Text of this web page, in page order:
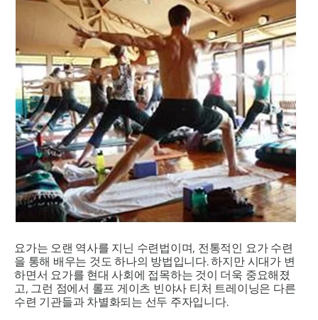
요가는 오랜 역사를 지닌 수련법이며, 전통적인 요가 수련
을 통해 배우는 것도 하나의 방법입니다. 하지만 시대가 변
하면서 요가를 현대 사회에 접목하는 것이 더욱 중요해졌
고, 그런 점에서 롤프 게이츠 빈야사 티처 트레이닝은 다른
수련 기관들과 차별화되는 선두 주자입니다.